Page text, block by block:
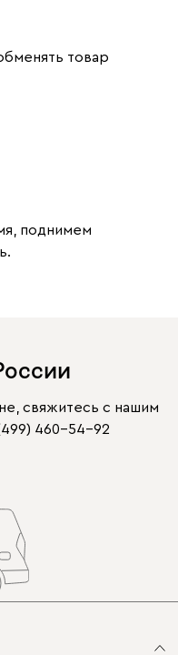
товар
поднимем
свяжитесь с нашим
460-54-92